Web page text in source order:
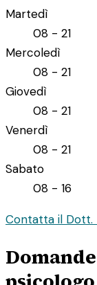
Martedì
08 - 21
Mercoledì
08 - 21
Giovedì
08 - 21
Venerdì
08 - 21
Sabato
08 - 16
Contatta il Dott.